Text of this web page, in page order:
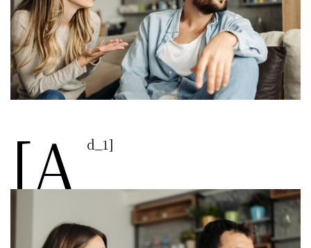
[a d_1]